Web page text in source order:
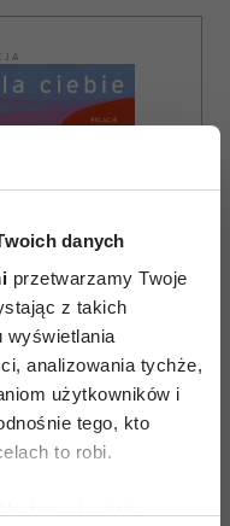
danych
przetwarzamy Twoje
z takich
wyświetlania
analizowania tychże,
użytkowników i
tego, kto
to robi.